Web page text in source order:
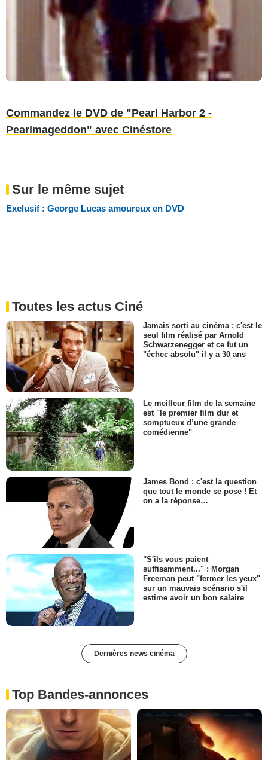
Commandez le DVD de "Pearl Harbor 2 -
Pearlmageddon" avec Cinéstore
Sur le même sujet
Exclusif : George Lucas amoureux en DVD
Toutes les actus Ciné
Jamais sorti au cinéma : c'est le
seul film réalisé par Arnold
Schwarzenegger et ce fut un
"échec absolu" il y a 30 ans
Le meilleur film de la semaine
est "le premier film dur et
somptueux d’une grande
comédienne"
James Bond : c'est la question
que tout le monde se pose ! Et
on a la réponse…
"S'ils vous paient
suffisamment..." : Morgan
Freeman peut "fermer les yeux"
sur un mauvais scénario s'il
estime avoir un bon salaire
Dernières news cinéma
Top Bandes-annonces